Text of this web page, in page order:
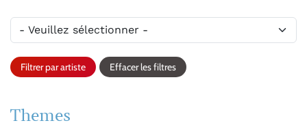
Filtrer par artiste Effacer les filtres
Themes